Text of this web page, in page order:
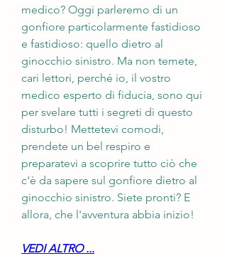
medico? Oggi parleremo di un
gonfiore particolarmente fastidioso
e fastidioso: quello dietro al
ginocchio sinistro. Ma non temete,
cari lettori, perché io, il vostro
medico esperto di fiducia, sono qui
per svelare tutti i segreti di questo
disturbo! Mettetevi comodi,
prendete un bel respiro e
preparatevi a scoprire tutto ciò che
c'è da sapere sul gonfiore dietro al
ginocchio sinistro. Siete pronti? E
allora, che l'avventura abbia inizio!
VEDI ALTRO ...